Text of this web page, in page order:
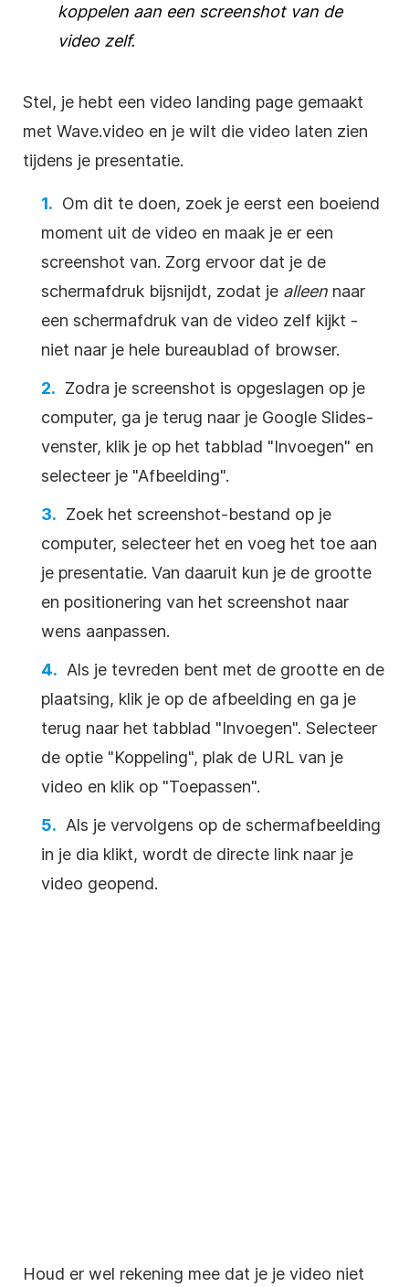
koppelen aan een screenshot van de
videozelf.
Stel, je hebt een video landing page gemaakt
met Wave.video en je wilt die video laten zien
tijdens je presentatie.
Om dit te doen, zoek je eerst een boeiend
moment uit de video en maak je er een
screenshot van. Zorg ervoor dat je de
schermafdruk bijsnijdt, zodat je alleen naar
een schermafdruk van de video zelf kijkt -
niet naar je hele bureaublad of browser.
Zodra je screenshot is opgeslagen op je
computer, ga je terug naar je Google Slides-
venster, klik je op het tabblad "Invoegen" en
selecteer je "Afbeelding".
Zoek het screenshot-bestand op je
computer, selecteer het en voeg het toe aan
je presentatie. Van daaruit kun je de grootte
en positionering van het screenshot naar
wens aanpassen.
Als je tevreden bent met de grootte en de
plaatsing, klik je op de afbeelding en ga je
terug naar het tabblad "Invoegen". Selecteer
de optie "Koppeling", plak de URL van je
video en klik op "Toepassen".
Als je vervolgens op de schermafbeelding
in je dia klikt, wordt de directe link naar je
video geopend.
Houd er wel rekening mee dat je je video niet